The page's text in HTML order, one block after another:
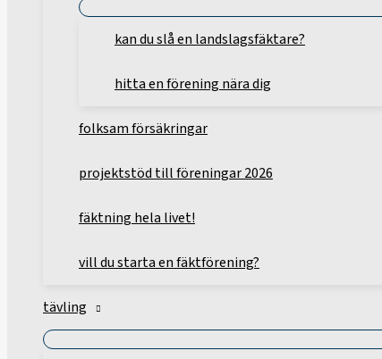
kan du slå en landslagsfäktare?
hitta en förening nära dig
folksam försäkringar
projektstöd till föreningar 2026
fäktning hela livet!
vill du starta en fäktförening?
tävling